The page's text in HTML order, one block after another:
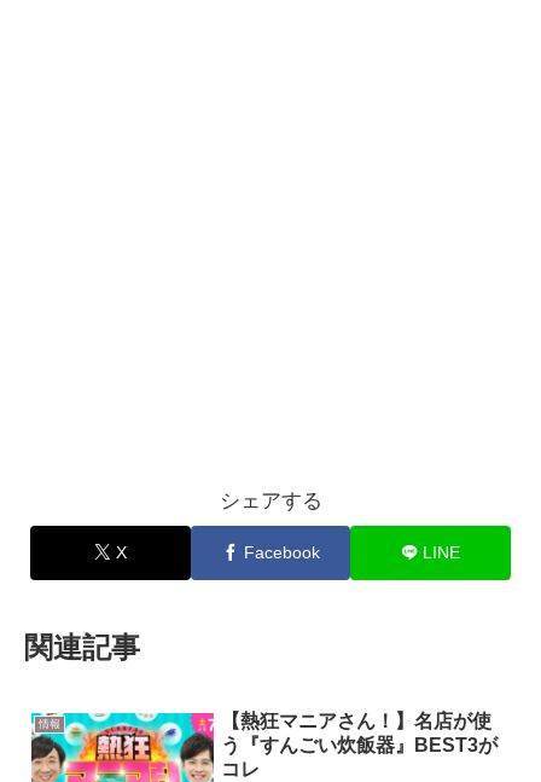
シェアする
X Facebook LINE
関連記事
情報
【熱狂マニアさん！】名店が使
う『すんごい炊飯器』BEST3が
コレ